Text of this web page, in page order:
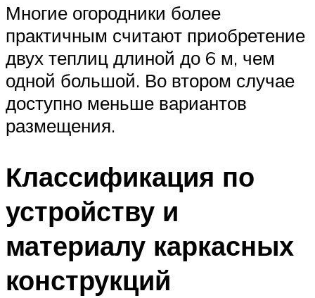
Многие огородники более
практичным считают приобретение
двух теплиц длиной до 6 м, чем
одной большой. Во втором случае
доступно меньше вариантов
размещения.
Классификация по
устройству и
материалу каркасных
конструкций